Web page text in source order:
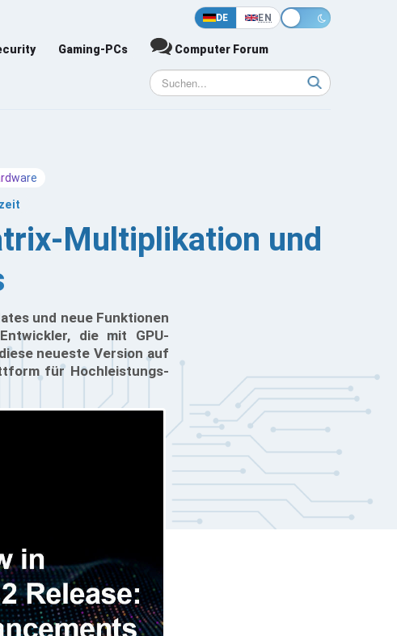
DE EN
Gaming-PCs Computer Forum
Multiplikation und
und neue Funktionen
die mit GPU-
neueste Version auf
für Hochleistungs-